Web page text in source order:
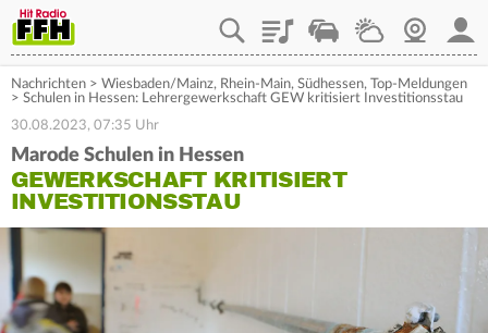
PlaylistStaupilotWetterWebcam
Nachrichten > Wiesbaden/Mainz, Rhein-Main, Südhessen, Top-Meldungen
> Schulen in Hessen: Lehrergewerkschaft GEW kritisiert Investitionsstau
30.08.2023, 07:35 Uhr
Marode Schulen in Hessen
GEWERKSCHAFT KRITISIERT
INVESTITIONSSTAU